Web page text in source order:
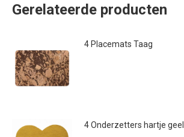
Gerelateerde producten
4 Placemats Taag
4 Onderzetters hartje geel